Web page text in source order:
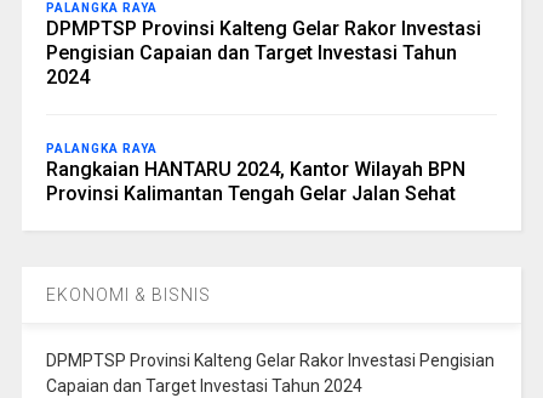
PALANGKA RAYA
DPMPTSP Provinsi Kalteng Gelar Rakor Investasi
Pengisian Capaian dan Target Investasi Tahun
2024
PALANGKA RAYA
Rangkaian HANTARU 2024, Kantor Wilayah BPN
Provinsi Kalimantan Tengah Gelar Jalan Sehat
EKONOMI & BISNIS
DPMPTSP Provinsi Kalteng Gelar Rakor Investasi Pengisian
Capaian dan Target Investasi Tahun 2024